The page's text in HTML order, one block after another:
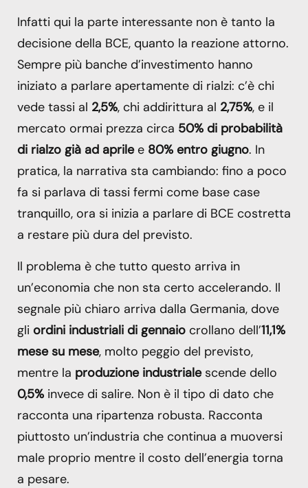
Infatti qui la parte interessante non è tanto la
decisione della BCE, quanto la reazione attorno.
Sempre più banche d’investimento hanno
iniziato a parlare apertamente di rialzi: c’è chi
vede tassi al 2,5%, chi addirittura al 2,75%, e il
mercato ormai prezza circa 50% di probabilità
di rialzo già ad aprilee 80% entro giugno. In
pratica, la narrativa sta cambiando: fino a poco
fa si parlava di tassi fermi come base case
tranquillo, ora si inizia a parlare di BCE costretta
a restare più dura del previsto.
Il problema è che tutto questo arriva in
un’economia che non sta certo accelerando. Il
segnale più chiaro arriva dalla Germania, dove
gli ordini industriali di gennaio crollano dell’11,1%
mese su mese, molto peggio del previsto,
mentre la produzione industrialescende dello
0,5% invece di salire. Non è il tipo di dato che
racconta una ripartenza robusta. Racconta
piuttosto un’industria che continua a muoversi
male proprio mentre il costo dell’energia torna
a pesare.